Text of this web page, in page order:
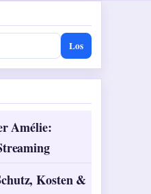
Los
Amélie:
Kosten &